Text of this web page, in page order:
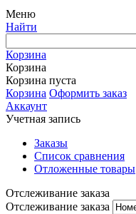
Меню
Найти
Корзина
Корзина
Корзина пуста
Корзина Оформить заказ
Аккаунт
Учетная запись
Заказы
Список сравнения
Отложенные товары
Отслеживание заказа
Отслеживание заказа